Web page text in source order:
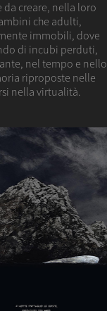
creare, nella loro
che adulti,
immobili, dove
di incubi perduti,
nel tempo e nello
riproposte nelle
nella virtualità.